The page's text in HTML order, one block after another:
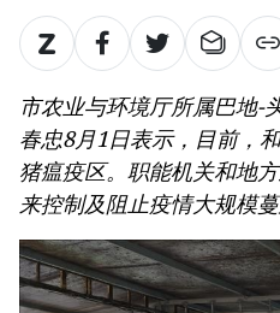
市农业与环境厅所属巴地-
春忠8月1日表示，目前，
猪瘟疫区。职能机关和地
来控制及阻止疫情大规模蔓